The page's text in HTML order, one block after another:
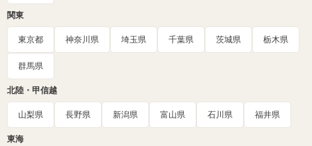
関東
東京都 神奈川県 埼玉県 千葉県 茨城県 栃木県
群馬県
北陸・甲信越
山梨県 長野県 新潟県 富山県 石川県 福井県
東海